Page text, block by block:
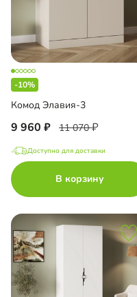
-10%
Комод Элавия-3
9 960 11 070
Доступно для доставки
В корзину